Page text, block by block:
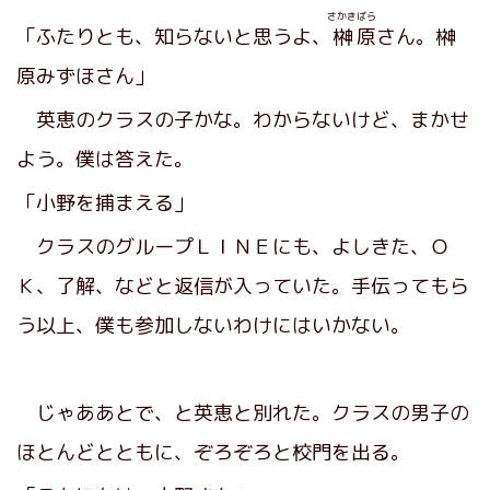
「ふたりとも、知らないと思うよ、 榊
さかき
原
ばら
さん。榊
原みずほさん」
英恵のクラスの子かな。わからないけど、まかせ
よう。僕は答えた。
「小野を捕まえる」
クラスのグループＬＩＮＥにも、よしきた、Ｏ
Ｋ、了解、などと返信が入っていた。手伝ってもら
う以上、僕も参加しないわけにはいかない。
じゃああとで、と英恵と別れた。クラスの男子の
ほとんどとともに、ぞろぞろと校門を出る。